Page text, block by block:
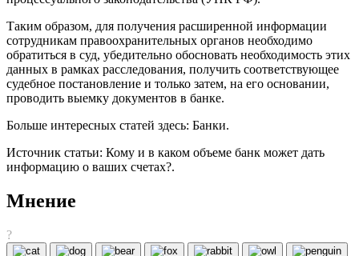
Таким образом, для получения расширенной информации
сотрудникам правоохранительных органов необходимо
обратиться в суд, убедительно обосновать необходимость этих
данных в рамках расследования, получить соответствующее
судебное постановление и только затем, на его основании,
проводить выемку документов в банке.
Больше интересных статей здесь: Банки.
Источник статьи: Кому и в каком объеме банк может дать
информацию о ваших счетах?.
Мнение
?